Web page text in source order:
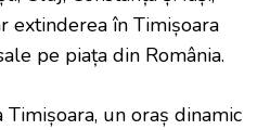
extinderea în Timișoara
pe piața din România.
un oraș dinamic